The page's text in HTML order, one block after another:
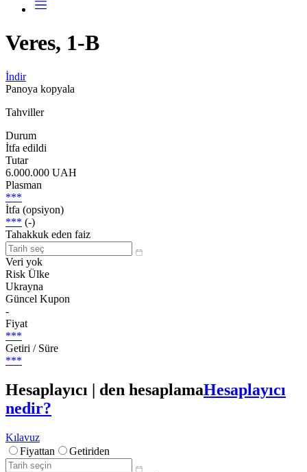
Veres, 1-B
İndir
Panoya kopyala
Tahviller
Durum
İtfa edildi
Tutar
6.000.000 UAH
Plasman
***
İtfa (opsiyon)
*** (-)
Tahakkuk eden faiz
Veri yok
Risk Ülke
Ukrayna
Güncel Kupon
-
Fiyat
***
Getiri / Süre
***
Hesaplayıcı | den hesaplamaHesaplayıcı
nedir?
Kılavuz
Fiyattan
Getiriden